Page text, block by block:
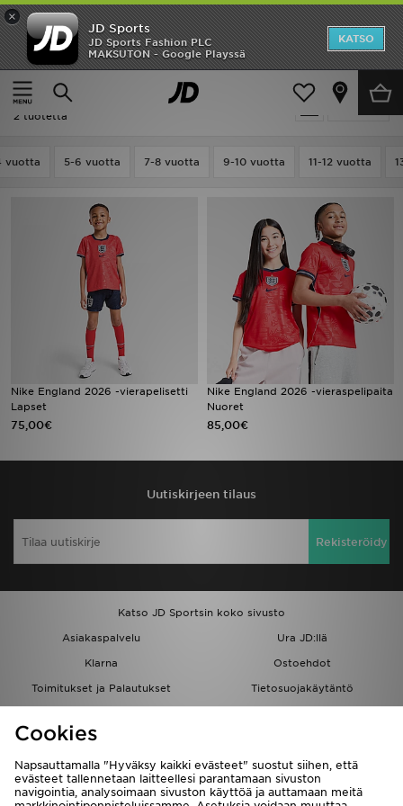
×
JD Sports
JD Sports Fashion PLC
MAKSUTON - Google Playssä
KATSO
Etusivu
Lapset
Suodata
Lapset - Punainen Nike
2 tuotetta
vuotta 5-6 vuotta 7-8 vuotta 9-10 vuotta 11-12 vuotta
Nike England 2026 -vierapelisetti
Lapset
75,00€
Nike England 2026 -vieraspelipaita
Nuoret
85,00€
Uutiskirjeen tilaus
Rekisteröidy
Katso JD Sportsin koko sivusto
Asiakaspalvelu
Ura JD:llä
Klarna
Ostoehdot
Toimitukset ja Palautukset
Tietosuojakäytäntö
Löydä myymälä
Kumppanuusohjelma
JD Blog
Etusivu
ALE
Uutuudet
Tuotemerkit
Jalkapallo
Minun viestini
Asiakaspalvelu ja tietoa
Cookies
Napsauttamalla "Hyväksy kaikki evästeet" suostut siihen, että
evästeet tallennetaan laitteellesi parantamaan sivuston
navigointia, analysoimaan sivuston käyttöä ja auttamaan meitä